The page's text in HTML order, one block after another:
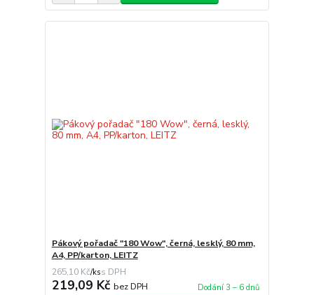
Pákový pořadač "180 Wow", černá, lesklý, 80 mm,
A4, PP/karton, LEITZ
265,10 Kč/ks
219,09 Kč bez DPH Dodání 3 – 6 dnů